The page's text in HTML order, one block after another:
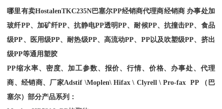
哪里有卖HostalenTKC235N巴塞尔PP经销商代理商经销商 办事处加
玻纤PP、加矿纤PP、抗静电PP透明PP、耐候PP、抗撞击PP、食品
级PP、医用级PP、耐热级PP、高流动PP、PP以及吹塑级PP、挤出
级PP等通用塑胶
PP缩水率、密度、加工参数、报价、行情、价格、办事处、代理
商、经销商、厂家Adstif \Moplen\ Hifax \ Clyrell \ Pro-fax PP （巴
塞尔）部分产品系列：